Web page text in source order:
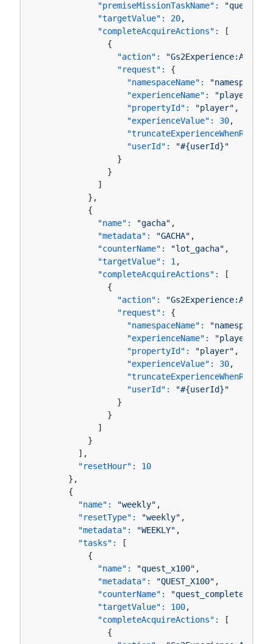
"premiseMissionTaskName":
"targetValue":
20,
"completeAcquireActions":
[
              {
"action":
"request":
{
"namespaceName":
"namespace-
"experienceName":
"player"
"propertyId":
"player" ,
"experienceValue":
30,
"userId":
"#{userId}"
                }
              }
            ]
          },
          {
"name":
"gacha" ,
"metadata":
"GACHA" ,
"counterName":
"lot_gacha" ,
"targetValue":
1 ,
"completeAcquireActions":
[
              {
"action":
"request":
{
"namespaceName":
"namespace-
"experienceName":
"player"
"propertyId":
"player" ,
"experienceValue":
30,
"userId":
"#{userId}"
                }
              }
            ]
          }
        ],
"resetHour":
10
      },
      {
"name":
"weekly" ,
"resetType":
"weekly" ,
"metadata":
"WEEKLY" ,
"tasks":
[
          {
"name":
"quest_x100" ,
"metadata":
"QUEST_X100" ,
"counterName":
"quest_complete"
"targetValue":
100,
"completeAcquireActions":
[
              {